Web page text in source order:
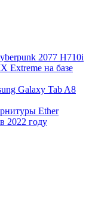
2077 H710i
Extreme на базе
Galaxy Tab A8
Ether
2022 году